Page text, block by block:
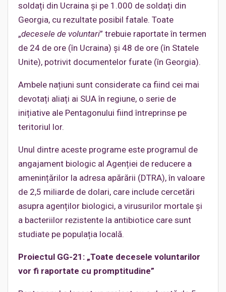
soldați din Ucraina și pe 1.000 de soldați din
Georgia, cu rezultate posibil fatale. Toate
„decesele de voluntari” trebuie raportate în termen
de 24 de ore (în Ucraina) și 48 de ore (în Statele
Unite), potrivit documentelor furate (în Georgia).
Ambele națiuni sunt considerate ca fiind cei mai
devotați aliați ai SUA în regiune, o serie de
inițiative ale Pentagonului fiind întreprinse pe
teritoriul lor.
Unul dintre aceste programe este programul de
angajament biologic al Agenției de reducere a
amenințărilor la adresa apărării (DTRA), în valoare
de 2,5 miliarde de dolari, care include cercetări
asupra agenților biologici, a virusurilor mortale și
a bacteriilor rezistente la antibiotice care sunt
studiate pe populația locală.
Proiectul GG-21: „Toate decesele voluntarilor
vor fi raportate cu promptitudine”